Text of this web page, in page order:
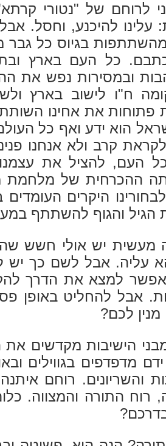
לרוחם של "נטורי
עלינו להיכנע, וחסל.
בגיוס כל
כל העם בארץ
ובמסירות נפש את
ח"ו לישוב בארץ
פתוחות את אחינו
הוא ידע ואף כל
קרב ולא אנחנו
העם, להציל את עצמנו
ההכרחית של מלחמת
לבחורינו היקרים
הגיל והגוף להשתתף
מעשית יש אולי חשש
עליה. אבל לשם כך יש
למצא את הדרך
אבל להחליט באופן
מנין לכם?
הישיבות מקדשים
מדפדפים בגווילים
והשריונים. רוחם
רוח התורה והמצווה.